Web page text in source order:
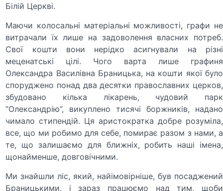
Білій Церкві.
Маючи колосальні матеріальні можливості, графи не
витрачали їх лише на задоволення власних потреб.
Свої кошти вони нерідко асигнували на різні
меценатські цілі. Чого варта лише графиня
Олександра Василівна Браницька, на кошти якої було
споруджено понад два десятки православних церков,
збудовано кілька лікарень, чудовий парк
“Олександрію”, викуплено тисячі боржників, надано
чимало стипендій. Ця аристократка добре розуміла,
все, що ми робимо для себе, помирає разом з нами, а
те, що залишаємо для ближніх, робить наші імена,
щонайменше, довговічними.
Ми знайшли ліс, який, найімовірніше, був посаджений
Браницькими, і зараз працюємо над тим, щоби